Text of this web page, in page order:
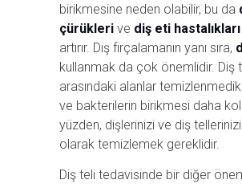
birikmesine neden olabilir, bu da
çürükleri ve diş eti hastalıkları
artırır. Diş fırçalamanın yanı sıra,
kullanmak da çok önemlidir. Diş
arasındaki alanlar
ve bakterilerin birikmesi daha
yüzden, dişlerinizi ve diş
olarak temizlemek gereklidir.
Diş teli tedavisinde bir diğer